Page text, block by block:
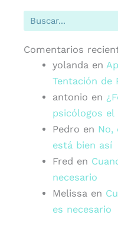
Buscar
Comentarios
yolanda en
Tentación de
antonio en
psicólogos el
Pedro en No,
está bien así
Fred en
necesario
Melissa en
es necesario